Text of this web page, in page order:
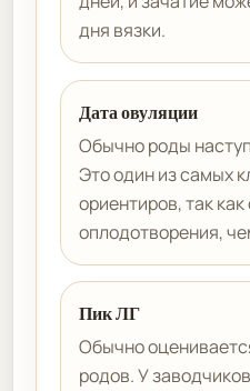
дня вязки.
Дата овуляции
Обычно роды
Это один из самых
ориентиров, так
оплодотворения,
Пик ЛГ
Обычно
родов. У